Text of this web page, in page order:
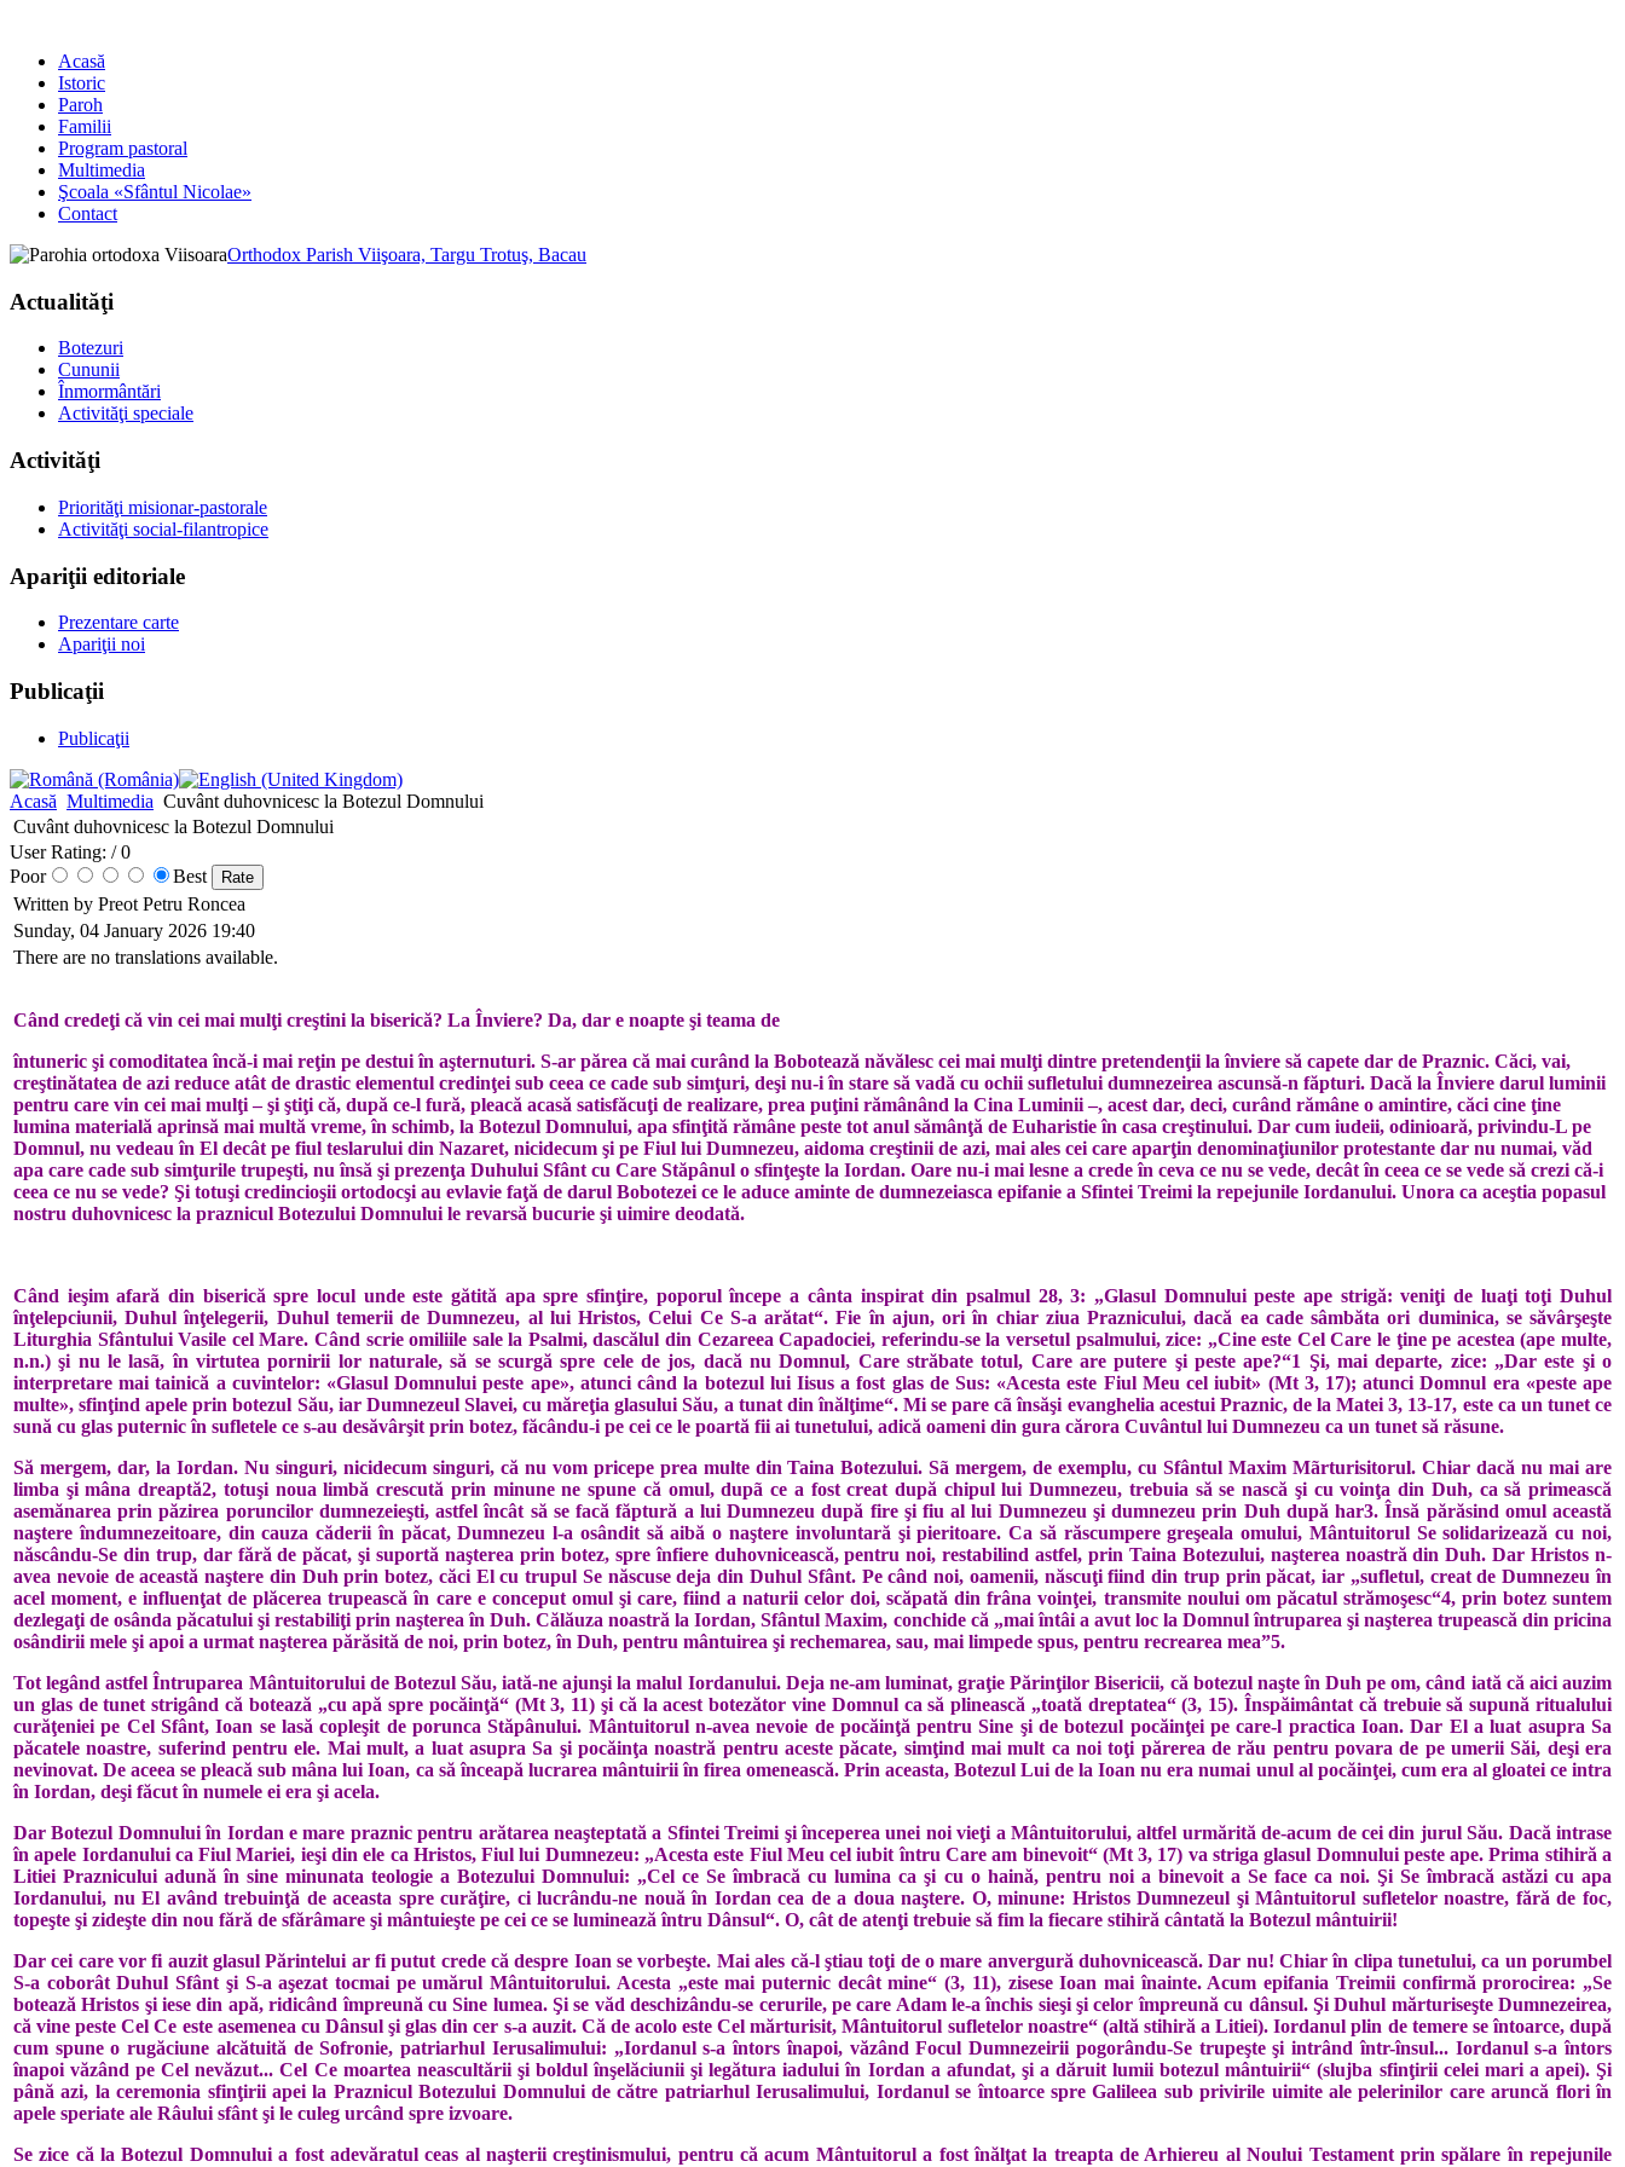
Acasă
Istoric
Paroh
Familii
Program pastoral
Multimedia
Şcoala «Sfântul Nicolae»
Contact
Orthodox Parish Viişoara, Targu Trotuş, Bacau
Actualităţi
Botezuri
Cununii
Înmormântări
Activităţi speciale
Activităţi
Priorităţi misionar-pastorale
Activităţi social-filantropice
Apariţii editoriale
Prezentare carte
Apariţii noi
Publicaţii
Publicaţii
Acasă Multimedia Cuvânt duhovnicesc la Botezul Domnului
Cuvânt duhovnicesc la Botezul Domnului
User Rating: / 0
Poor
Best
Written by Preot Petru Roncea
Sunday, 04 January 2026 19:40
There are no translations available.
Când credeţi că vin cei mai mulţi creştini la biserică? La Înviere? Da, dar e noapte şi teama de
întuneric şi comoditatea încă-i mai reţin pe destui în aşternuturi. S-ar părea că mai curând la Bobotează năvălesc cei mai mulţi dintre pretendenţii la înviere să capete dar de Praznic. Căci, vai,
creştinătatea de azi reduce atât de drastic elementul credinţei sub ceea ce cade sub simţuri, deşi nu-i în stare să vadă cu ochii sufletului dumnezeirea ascunsă-n făpturi. Dacă la Înviere darul luminii
pentru care vin cei mai mulţi – şi ştiţi că, după ce-l fură, pleacă acasă satisfăcuţi de realizare, prea puţini rămânând la Cina Luminii –, acest dar, deci, curând rămâne o amintire, căci cine ţine
lumina materială aprinsă mai multă vreme, în schimb, la Botezul Domnului, apa sfinţită rămâne peste tot anul sămânţă de Euharistie în casa creştinului. Dar cum iudeii, odinioară, privindu-L pe
Domnul, nu vedeau în El decât pe fiul teslarului din Nazaret, nicidecum şi pe Fiul lui Dumnezeu, aidoma creştinii de azi, mai ales cei care aparţin denomi­naţiunilor protestante dar nu numai, văd
apa care cade sub simţurile trupeşti, nu însă şi prezenţa Duhului Sfânt cu Care Stăpânul o sfinţeşte la Iordan. Oare nu-i mai lesne a crede în ceva ce nu se vede, decât în ceea ce se vede să crezi că-i
ceea ce nu se vede? Şi totuşi credincioşii ortodocşi au evlavie faţă de darul Bobotezei ce le aduce aminte de dumnezeiasca epifanie a Sfintei Treimi la repejunile Iordanului. Unora ca aceştia popasul
nostru duhovnicesc la praznicul Botezului Domnului le revarsă bucurie şi uimire deodată.
Când ieşim afară din biserică spre locul unde este gătită apa spre sfinţire, poporul începe a cânta inspirat din psalmul 28, 3: „Glasul Domnului peste ape strigă: veniţi de luaţi toţi Duhul
înţelepciunii, Duhul înţelegerii, Duhul temerii de Dumnezeu, al lui Hristos, Celui Ce S-a arătat“. Fie în ajun, ori în chiar ziua Praznicului, dacă ea cade sâmbăta ori duminica, se săvârşeşte
Liturghia Sfântului Vasile cel Mare. Când scrie omiliile sale la Psalmi, dascălul din Cezareea Capadociei, referindu-se la versetul psalmului, zice: „Cine este Cel Care le ţine pe acestea (ape multe,
n.n.) şi nu le lasã, în virtutea pornirii lor naturale, să se scurgă spre cele de jos, dacă nu Domnul, Care străbate totul, Care are putere şi peste ape?“1 Şi, mai departe, zice: „Dar este şi o
interpretare mai tainică a cuvintelor: «Glasul Domnului peste ape», atunci când la botezul lui Iisus a fost glas de Sus: «Acesta este Fiul Meu cel iubit» (Mt 3, 17); atunci Domnul era «peste ape
multe», sfinţind apele prin botezul Său, iar Dumnezeul Slavei, cu măreţia glasului Său, a tunat din înălţime“. Mi se pare cã însăşi evanghelia acestui Praznic, de la Matei 3, 13-17, este ca un tunet ce
sună cu glas puternic în sufletele ce s-au desăvârşit prin botez, făcându-i pe cei ce le poartă fii ai tunetului, adică oameni din gura cărora Cuvântul lui Dumnezeu ca un tunet să răsune.
Să mergem, dar, la Iordan. Nu singuri, nicidecum singuri, că nu vom pricepe prea multe din Taina Botezului. Sã mergem, de exemplu, cu Sfântul Maxim Mãrturisitorul. Chiar dacă nu mai are
limba şi mâna dreaptă2, totuşi noua limbă crescută prin minune ne spune că omul, dupã ce a fost creat după chipul lui Dumnezeu, trebuia să se nască şi cu voinţa din Duh, ca să primească
asemănarea prin păzirea poruncilor dumnezeieşti, astfel încât să se facă făptură a lui Dumnezeu după fire şi fiu al lui Dumnezeu şi dumnezeu prin Duh după har3. Însă părăsind omul această
naştere îndumnezeitoare, din cauza căderii în păcat, Dumnezeu l-a osândit să aibă o naştere involuntară şi pieritoare. Ca să răscumpere greşeala omului, Mântuitorul Se solidarizează cu noi,
născându-Se din trup, dar fără de păcat, şi suportă naşterea prin botez, spre înfiere duhovnicească, pentru noi, restabilind astfel, prin Taina Botezului, naşterea noastră din Duh. Dar Hristos n-
avea nevoie de această naştere din Duh prin botez, căci El cu trupul Se născuse deja din Duhul Sfânt. Pe când noi, oamenii, născuţi fiind din trup prin păcat, iar „sufletul, creat de Dumnezeu în
acel moment, e influenţat de plăcerea trupească în care e conceput omul şi care, fiind a naturii celor doi, scăpată din frâna voinţei, transmite noului om păcatul strămoşesc“4, prin botez suntem
dezlegaţi de osânda păcatului şi restabiliţi prin naşterea în Duh. Călăuza noastră la Iordan, Sfântul Maxim, conchide că „mai întâi a avut loc la Domnul întruparea şi naşterea trupească din pricina
osândirii mele şi apoi a urmat naşterea părăsită de noi, prin botez, în Duh, pentru mântuirea şi rechemarea, sau, mai lim­pede spus, pen­tru recre­area mea”5.
Tot le­gând astfel Întruparea Mântuitorului de Botezul Său, iată-ne ajunşi la malul Iordanului. Deja ne-am luminat, graţie Părinţilor Bisericii, că botezul naşte în Duh pe om, când iată că aici auzim
un glas de tunet strigând că botează „cu apă spre pocăinţă“ (Mt 3, 11) şi că la acest botezător vine Domnul ca să plinească „toată dreptatea“ (3, 15). Înspăimântat că trebuie să supună ritualului
curăţeniei pe Cel Sfânt, Ioan se lasă copleşit de porunca Stăpânului. Mântuitorul n-avea nevoie de pocăinţă pentru Sine şi de botezul pocăinţei pe care-l practica Ioan. Dar El a luat asupra Sa
păcatele noastre, suferind pentru ele. Mai mult, a luat asupra Sa şi pocăinţa noastră pentru aceste păcate, simţind mai mult ca noi toţi părerea de rău pentru povara de pe umerii Săi, deşi era
nevinovat. De aceea se pleacă sub mâna lui Ioan, ca să înceapă lucrarea mântuirii în firea omenească. Prin aceasta, Botezul Lui de la Ioan nu era numai unul al pocăinţei, cum era al gloatei ce intra
în Iordan, deşi făcut în numele ei era şi acela.
Dar Botezul Domnului în Iordan e mare praznic pentru arătarea neaşteptată a Sfintei Treimi şi începerea unei noi vieţi a Mântuitorului, altfel urmărită de-acum de cei din jurul Său. Dacă intrase
în apele Iordanului ca Fiul Mariei, ieşi din ele ca Hristos, Fiul lui Dumnezeu: „Acesta este Fiul Meu cel iubit întru Care am binevoit“ (Mt 3, 17) va striga glasul Domnului peste ape. Prima stihiră a
Litiei Praznicului adună în sine minunata teologie a Botezului Domnului: „Cel ce Se îmbracă cu lumina ca şi cu o haină, pentru noi a binevoit a Se face ca noi. Şi Se îmbracă astăzi cu apa
Iordanului, nu El având trebuinţă de aceasta spre curăţire, ci lucrându-ne nouă în Iordan cea de a doua naştere. O, minune: Hristos Dumnezeul şi Mântuitorul sufletelor noastre, fără de foc,
topeşte şi zideşte din nou fără de sfărâmare şi mântuieşte pe cei ce se luminează întru Dânsul“. O, cât de atenţi trebuie să fim la fiecare stihiră cântată la Botezul mântuirii!
Dar cei care vor fi auzit glasul Părintelui ar fi putut crede că despre Ioan se vorbeşte. Mai ales că-l ştiau toţi de o mare anvergură duhovnicească. Dar nu! Chiar în clipa tunetului, ca un porumbel
S-a coborât Duhul Sfânt şi S-a aşezat tocmai pe umărul Mântuitorului. Acesta „este mai puternic decât mine“ (3, 11), zisese Ioan mai înainte. Acum epifania Treimii confirmă prorocirea: „Se
botează Hristos şi iese din apă, ridicând împreună cu Sine lumea. Şi se văd deschizându-se cerurile, pe care Adam le-a închis sieşi şi celor împreună cu dânsul. Şi Duhul mărturiseşte Dumnezeirea,
că vine peste Cel Ce este asemenea cu Dânsul şi glas din cer s-a auzit. Că de acolo este Cel mărturisit, Mântuitorul sufletelor noastre“ (altă stihiră a Litiei). Iordanul plin de temere se întoarce, după
cum spune o rugăciune alcătuită de Sofronie, patriarhul Ierusalimului: „Iordanul s-a întors înapoi, văzând Focul Dumnezeirii pogorân­du-Se trupeşte şi intrând într-însul... Iordanul s-a întors
înapoi văzând pe Cel nevăzut... Cel Ce moartea neascultării şi boldul înşelăciunii şi legătura iadului în Iordan a afundat, şi a dăruit lumii botezul mântuirii“ (slujba sfinţirii celei mari a apei). Şi
până azi, la ceremonia sfinţirii apei la Praznicul Botezului Domnului de către patriarhul Ierusalimului, Iordanul se întoarce spre Galileea sub privirile uimite ale pelerinilor care aruncă flori în
apele speriate ale Râului sfânt şi le culeg urcând spre izvoare.
Se zice că la Botezul Domnului a fost adevăratul ceas al naşterii creştinismului, pentru că acum Mântuitorul a fost înălţat la treapta de Arhiereu al Noului Testament prin spălare în repejunile